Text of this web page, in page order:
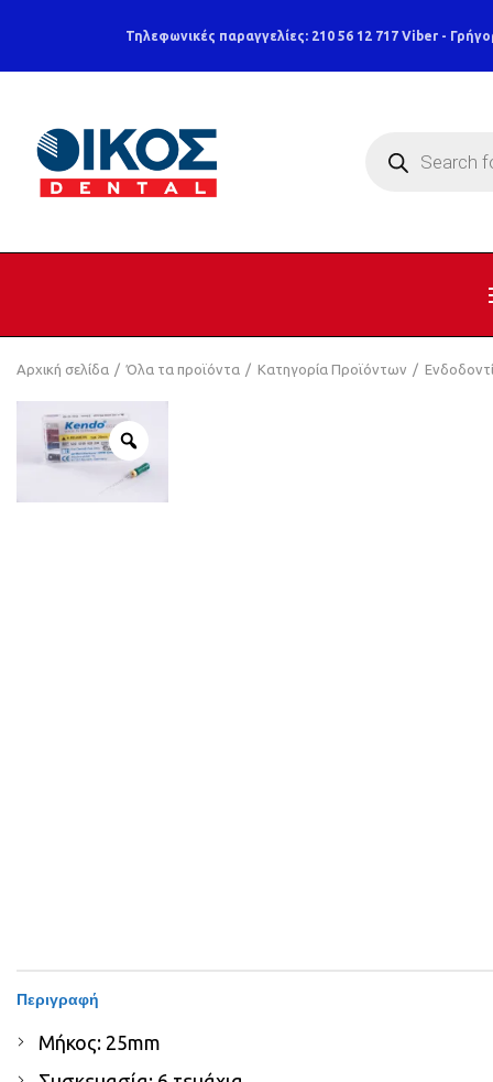
Τηλεφωνικές παραγγελίες: 210 56 12 717 Viber -
search
Αρχική σελίδα Όλα τα προϊόντα Κατηγορία Προϊόντων
Περιγραφή
Μήκος: 25mm